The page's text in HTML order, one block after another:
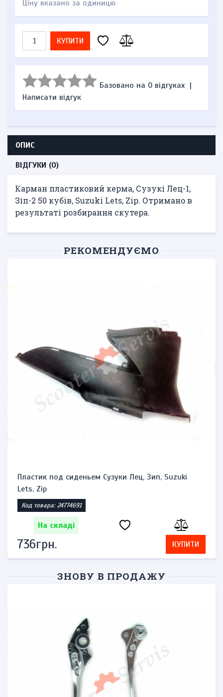
Ціну вказано за одиницю
КУПИТИ
Базовано на 0 відгуках |
Написати відгук
ОПИС
ВІДГУКИ (0)
Карман пластиковий керма, Сузукі Лец-1,
Зіп-2 50 кубів, Suzuki Lets, Zip. Отримано в
результаті розбирання скутера.
РЕКОМЕНДУЄМО
Пластик под сиденьем Сузуки Лец, Зип, Suzuki
Lets, Zip
Код товара: 24774691
На складі
736грн. КУПИТИ
ЗНОВУ В ПРОДАЖУ